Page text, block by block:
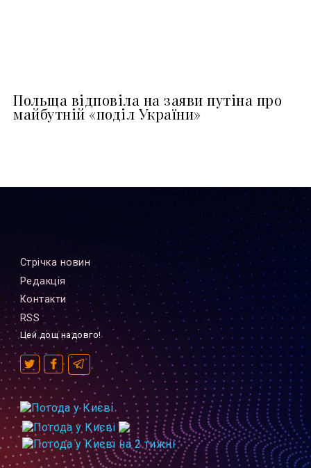
Польща відповіла на заяви путіна про
майбутній «поділ України»
Стрiчка новин
Редакцiя
Контакти
RSS
Цей дощ надовго!